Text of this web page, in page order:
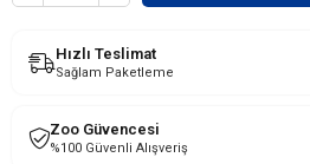
Hızlı Teslimat
Sağlam Paketleme
Zoo Güvencesi
%100 Güvenli Alışveriş